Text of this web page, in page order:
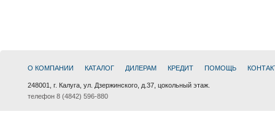
О КОМПАНИИ КАТАЛОГ ДИЛЕРАМ КРЕДИТ ПОМОЩЬ
248001, г. Калуга, ул. Дзержинского, д.37, цокольный этаж.
телефон 8 (4842) 596-880